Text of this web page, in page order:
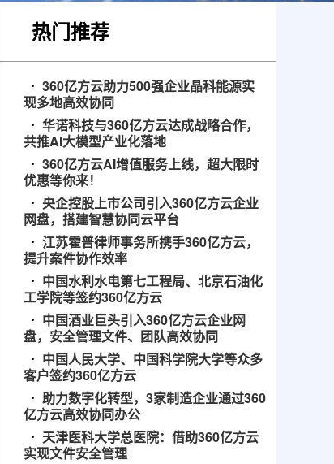
热门推荐
360亿方云助力500强企业晶科能源实
现多地高效协同
华诺科技与360亿方云达成战略合作，
共推AI大模型产业化落地
360亿方云AI增值服务上线，超大限时
优惠等你来！
央企控股上市公司引入360亿方云企业
网盘，搭建智慧协同云平台
江苏霍普律师事务所携手360亿方云，
提升案件协作效率
中国水利水电第七工程局、北京石油化
工学院等签约360亿方云
中国酒业巨头引入360亿方云企业网
盘，安全管理文件、团队高效协同
中国人民大学、中国科学院大学等众多
客户签约360亿方云
助力数字化转型，3家制造企业通过360
亿方云高效协同办公
天津医科大学总医院：借助360亿方云
实现文件安全管理